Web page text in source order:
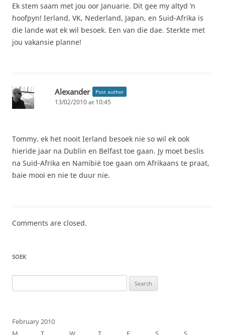
Ek stem saam met jou oor Januarie. Dit gee my altyd ‘n
hoofpyn! Ierland, VK, Nederland, Japan, en Suid-Afrika is
die lande wat ek wil besoek. Een van die dae. Sterkte met
jou vakansie planne!
Alexander Post author
13/02/2010 at 10:45
Tommy, ek het nooit Ierland besoek nie so wil ek ook
hieride jaar na Dublin en Belfast toe gaan. Jy moet beslis
na Suid-Afrika en Namibië toe gaan om Afrikaans te praat,
baie mooi en nie te duur nie.
Comments are closed.
SOEK
for:
February 2010